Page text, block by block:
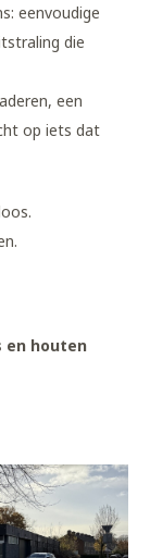
eenvoudige
die
een
op iets dat
en houten